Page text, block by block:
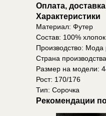
Оплата,
Характеристики
Материал: Футер
Состав: 100% хлопок
Производство: Мода
Страна
Размер на модели:
Рост: 170/176
Тип: Сорочка
Рекомендации